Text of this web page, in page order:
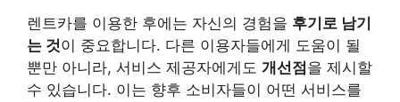
렌트카를 이용한 후에는 자신의 경험을 후기로 남기
는 것이 중요합니다. 다른 이용자들에게 도움이 될
뿐만 아니라, 서비스 제공자에게도 개선점 을 제시할
수 있습니다. 이는 향후 소비자들이 어떤 서비스를